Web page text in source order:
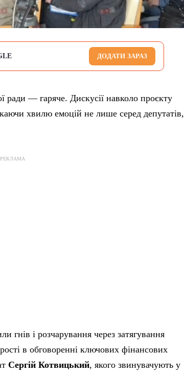
ДОДАТИ ЗАРАЗ
ради — гаряче. Дискусії навколо проєкту
хвилю емоцій не лише серед депутатів,
РЕКЛАМА
гнів і розчарування через затягування
в обговоренні ключових фінансових
Сергій Котвицький, якого звинувачують у